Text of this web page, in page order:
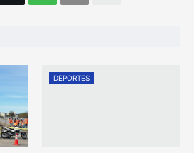
DEPORTES